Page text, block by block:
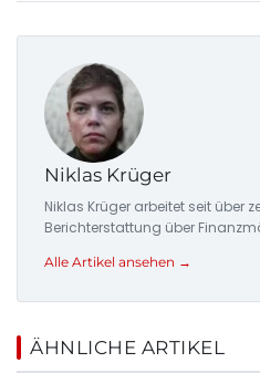
Niklas Krüger
Niklas Krüger arbeitet seit
Berichterstattung über
Alle Artikel ansehen →
ÄHNLICHE ARTIKEL